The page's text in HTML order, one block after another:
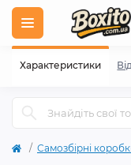
Самозбірні
Характеристики